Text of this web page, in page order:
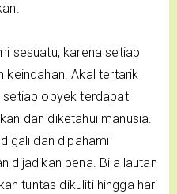
sesuatu, karena setiap
keindahan. Akal tertarik
setiap obyek terdapat
dan diketahui manusia.
dan dipahami
dijadikan pena. Bila lautan
tuntas dikuliti hingga hari